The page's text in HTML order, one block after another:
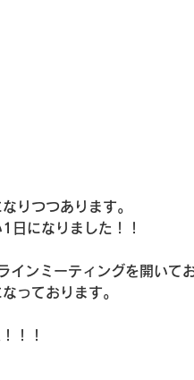
りつつあります。
日になりました！！
ンミーティングを開いて
っております。
！！